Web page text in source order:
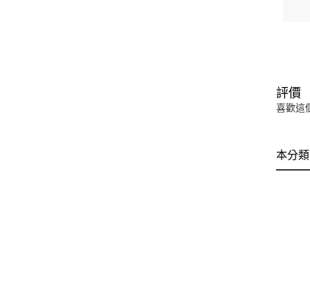
評價
喜歡這
本分